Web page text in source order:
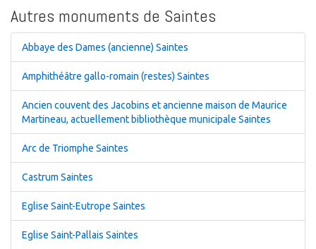
Autres monuments de Saintes
Abbaye des Dames (ancienne) Saintes
Amphithéâtre gallo-romain (restes) Saintes
Ancien couvent des Jacobins et ancienne maison de Maurice
Martineau, actuellement bibliothèque municipale Saintes
Arc de Triomphe Saintes
Castrum Saintes
Eglise Saint-Eutrope Saintes
Eglise Saint-Pallais Saintes